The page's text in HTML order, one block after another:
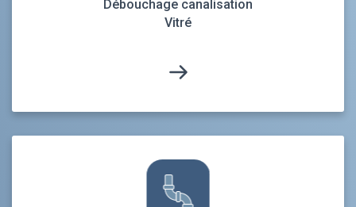
Débouchage canalisation
Vitré